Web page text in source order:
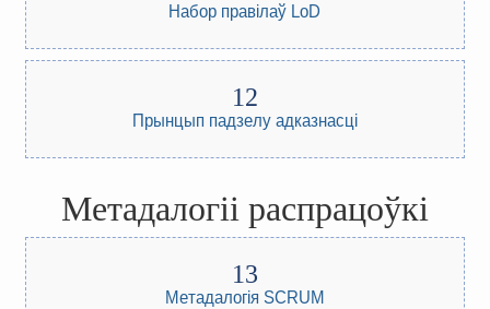
Набор правілаў LoD
Прынцып падзелу адказнасці
Метадалогіі распрацоўкі
Метадалогія SCRUM